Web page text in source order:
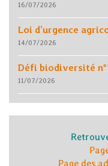
16/07/2026
Loi d’urgence
14/07/2026
Défi biodiversité
11/07/2026
Page des